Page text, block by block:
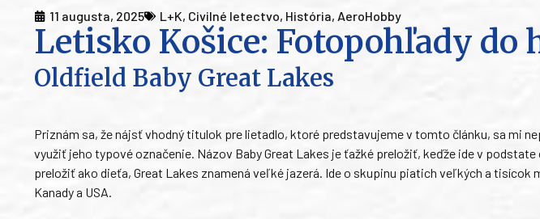
11 augusta, 2025 L+K, Civilné letectvo, História, AeroHobby
Letisko Košice: Fotopohľady do
Oldfield Baby Great Lakes
Priznám sa, že nájsť vhodný titulok pre lietadlo, ktoré predstavujeme v tomto článku, sa mi
využiť jeho typové označenie. Názov Baby Great Lakes je ťažké preložiť, keďže ide v
preložiť ako dieťa, Great Lakes znamená veľké jazerá. Ide o skupinu piatich veľkých a tisícok
Kanady a USA.